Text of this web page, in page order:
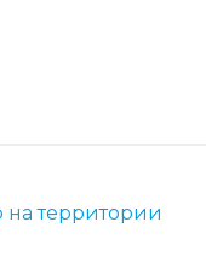
территории